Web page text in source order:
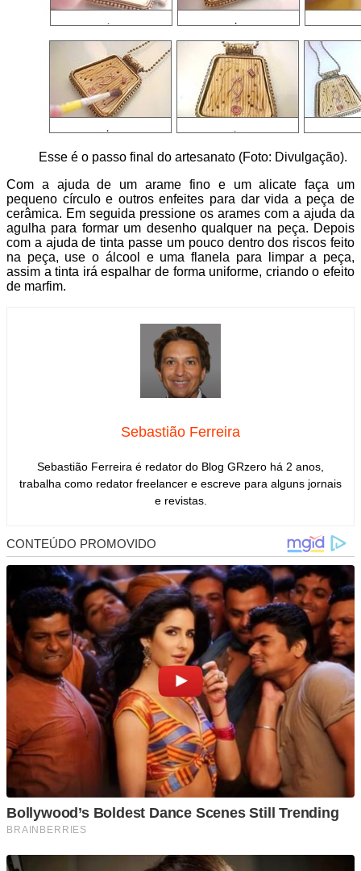
Esse é o passo final do artesanato (Foto: Divulgação).
Com a ajuda de um arame fino e um alicate faça um
pequeno círculo e outros enfeites para dar vida a peça de
cerâmica. Em seguida pressione os arames com a ajuda da
agulha para formar um desenho qualquer na peça. Depois
com a ajuda de tinta passe um pouco dentro dos riscos feito
na peça, use o álcool e uma flanela para limpar a peça,
assim a tinta irá espalhar de forma uniforme, criando o efeito
de marfim.
Sebastião Ferreira
Sebastião Ferreira é redator do Blog GRzero há 2 anos,
trabalha como redator freelancer e escreve para alguns jornais
e revistas.